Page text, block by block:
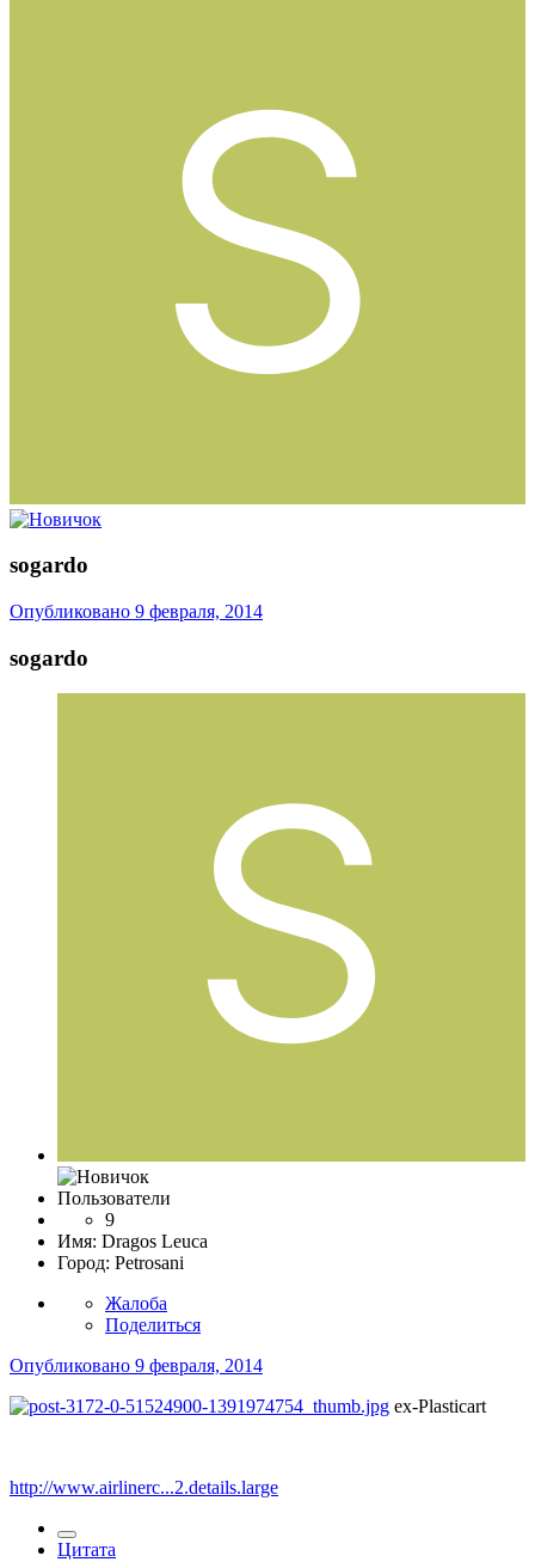
sogardo
Опубликовано 9 февраля, 2014
sogardo
Пользователи
9
Имя: Dragos Leuca
Город: Petrosani
Жалоба
Поделиться
Опубликовано 9 февраля, 2014
ex-Plasticart
http://www.airlinerc...2.details.large
Цитата